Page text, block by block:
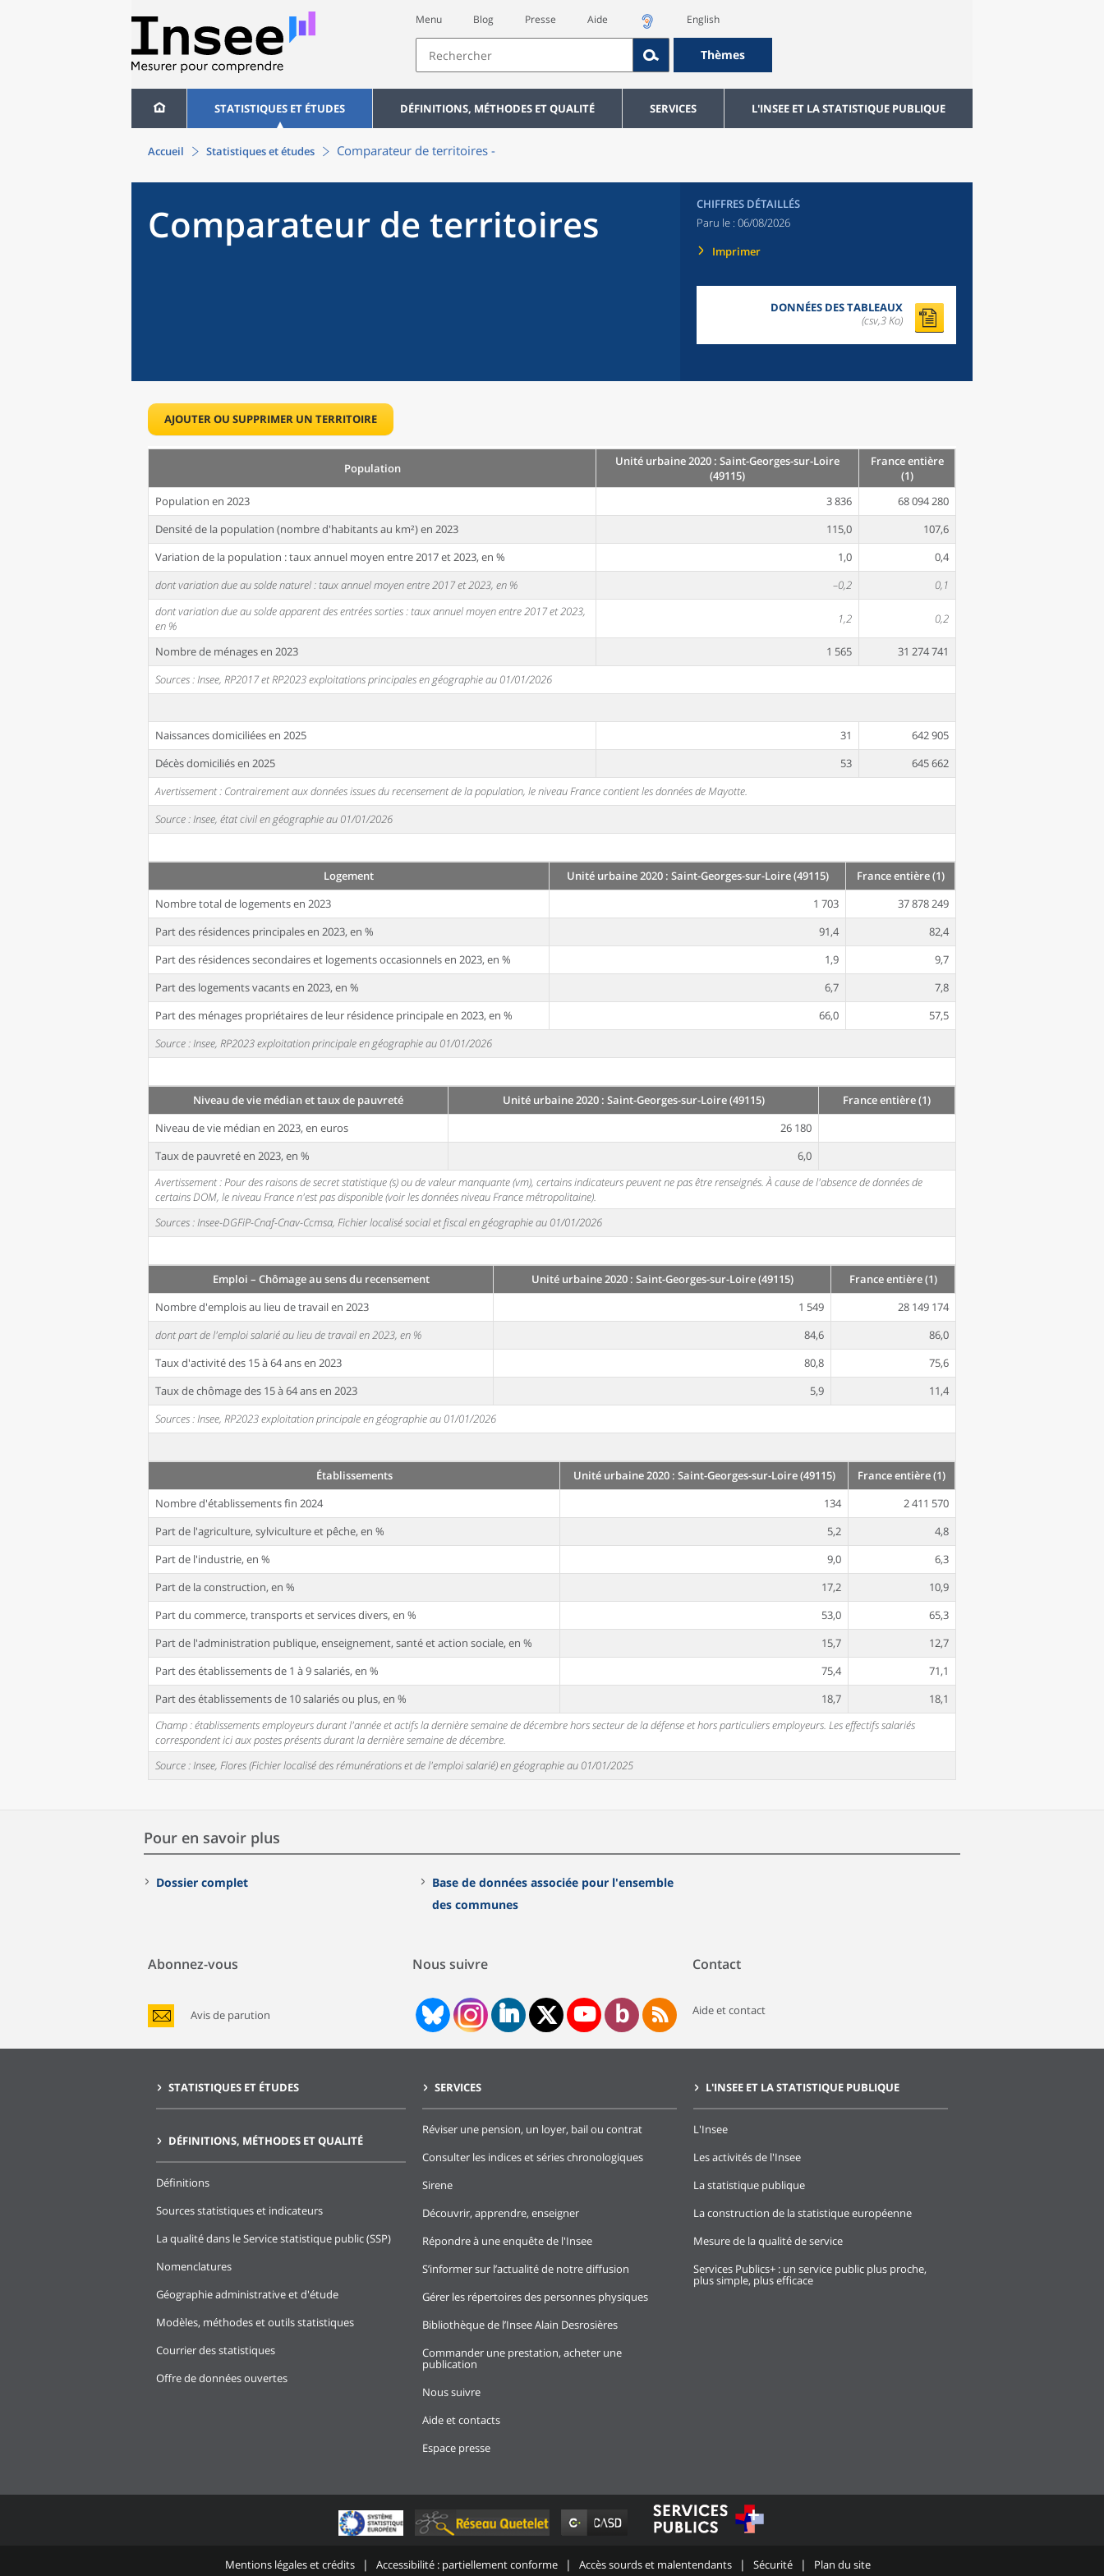
Menu Blog Presse Aide English
Thèmes
STATISTIQUES ET ÉTUDES DÉFINITIONS, MÉTHODES ET QUALITÉ SERVICES L'INSEE ET LA STATISTIQUE PUBLIQUE
Accueil Statistiques et études Comparateur de territoires -
Comparateur de territoires
CHIFFRES DÉTAILLÉS
Paru le : 06/08/2026
Imprimer
DONNÉES DES TABLEAUX
(csv,3 Ko)
AJOUTER OU SUPPRIMER UN TERRITOIRE
Population
Unité urbaine 2020 : Saint-Georges-sur-Loire
(49115)
France entière
(1)
Population en 2023
3 836
68 094 280
Densité de la population (nombre d'habitants au km²) en 2023
115,0
107,6
Variation de la population : taux annuel moyen entre 2017 et 2023, en %
1,0
0,4
dont variation due au solde naturel : taux annuel moyen entre 2017 et 2023, en %
–0,2
0,1
dont variation due au solde apparent des entrées sorties : taux annuel moyen entre 2017 et 2023,
en %
1,2 0,2
Nombre de ménages en 2023 1 565
31 274 741
Sources : Insee, RP2017 et RP2023 exploitations principales en géographie au 01/01/2026
Naissances domiciliées en 2025 31
642 905
Décès domiciliés en 2025
53
645 662
Avertissement : Contrairement aux données issues du recensement de la population, le niveau France contient les données de Mayotte.
Source : Insee, état civil en géographie au 01/01/2026
Logement Unité urbaine 2020 : Saint-Georges-sur-Loire (49115)
France entière (1)
Nombre total de logements en 2023
1 703
37 878 249
Part des résidences principales en 2023, en %
91,4
82,4
Part des résidences secondaires et logements occasionnels en 2023, en %
1,9
9,7
Part des logements vacants en 2023, en %
6,7
7,8
Part des ménages propriétaires de leur résidence principale en 2023, en %
66,0
57,5
Source : Insee, RP2023 exploitation principale en géographie au 01/01/2026
Niveau de vie médian et taux de pauvreté Unité urbaine 2020 : Saint-Georges-sur-Loire (49115)
France entière (1)
Niveau de vie médian en 2023, en euros
26 180
Taux de pauvreté en 2023, en %
6,0
Avertissement : Pour des raisons de secret statistique (s) ou de valeur manquante (vm), certains indicateurs peuvent ne pas être renseignés. À cause de l'absence de données de
certains DOM, le niveau France n'est pas disponible (voir les données niveau France métropolitaine).
Sources : Insee-DGFiP-Cnaf-Cnav-Ccmsa, Fichier localisé social et fiscal en géographie au 01/01/2026
Emploi – Chômage au sens du recensement Unité urbaine 2020 : Saint-Georges-sur-Loire (49115)
France entière (1)
Nombre d'emplois au lieu de travail en 2023
1 549
28 149 174
dont part de l'emploi salarié au lieu de travail en 2023, en %
84,6
86,0
Taux d'activité des 15 à 64 ans en 2023
80,8
75,6
Taux de chômage des 15 à 64 ans en 2023
5,9
11,4
Sources : Insee, RP2023 exploitation principale en géographie au 01/01/2026
Établissements Unité urbaine 2020 : Saint-Georges-sur-Loire (49115)
France entière (1)
Nombre d'établissements fin 2024
134
2 411 570
Part de l'agriculture, sylviculture et pêche, en %
5,2
4,8
Part de l'industrie, en %
9,0
6,3
Part de la construction, en %
17,2
10,9
Part du commerce, transports et services divers, en %
53,0
65,3
Part de l'administration publique, enseignement, santé et action sociale, en %
15,7
12,7
Part des établissements de 1 à 9 salariés, en %
75,4
71,1
Part des établissements de 10 salariés ou plus, en %
18,7
18,1
Champ : établissements employeurs durant l'année et actifs la dernière semaine de décembre hors secteur de la défense et hors particuliers employeurs. Les effectifs salariés
correspondent ici aux postes présents durant la dernière semaine de décembre.
Source : Insee, Flores (Fichier localisé des rémunérations et de l'emploi salarié) en géographie au 01/01/2025
Pour en savoir plus
Dossier complet
Base de données associée pour l'ensemble
des communes
Abonnez-vous
Avis de parution
Nous suivre Contact
Aide et contact
STATISTIQUES ET ÉTUDES
DÉFINITIONS, MÉTHODES ET QUALITÉ
Définitions
Sources statistiques et indicateurs
La qualité dans le Service statistique public (SSP)
Nomenclatures
Géographie administrative et d'étude
Modèles, méthodes et outils statistiques
Courrier des statistiques
Offre de données ouvertes
SERVICES
Réviser une pension, un loyer, bail ou contrat
Consulter les indices et séries chronologiques
Sirene
Découvrir, apprendre, enseigner
Répondre à une enquête de l'Insee
S’informer sur l’actualité de notre diffusion
Gérer les répertoires des personnes physiques
Bibliothèque de l’Insee Alain Desrosières
Commander une prestation, acheter une
publication
Nous suivre
Aide et contacts
Espace presse
L'INSEE ET LA STATISTIQUE PUBLIQUE
L'Insee
Les activités de l'Insee
La statistique publique
La construction de la statistique européenne
Mesure de la qualité de service
Services Publics+ : un service public plus proche,
plus simple, plus efficace
Mentions légales et crédits Accessibilité : partiellement conforme Accès sourds et malentendants Sécurité Plan du site